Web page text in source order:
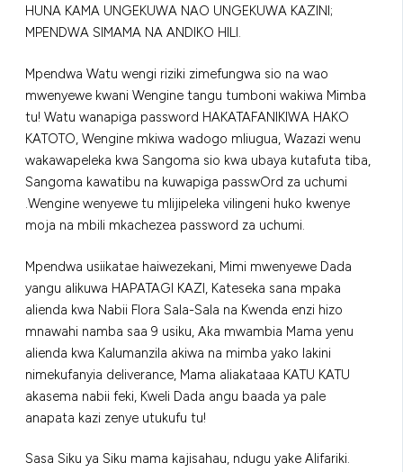
HUNA KAMA UNGEKUWA NAO UNGEKUWA KAZINI;
MPENDWA SIMAMA NA ANDIKO HILI.
Mpendwa Watu wengi riziki zimefungwa sio na wao
mwenyewe kwani Wengine tangu tumboni wakiwa Mimba
tu! Watu wanapiga password HAKATAFANIKIWA HAKO
KATOTO, Wengine mkiwa wadogo mliugua, Wazazi wenu
wakawapeleka kwa Sangoma sio kwa ubaya kutafuta tiba,
Sangoma kawatibu na kuwapiga passwOrd za uchumi
.Wengine wenyewe tu mlijipeleka vilingeni huko kwenye
moja na mbili mkachezea password za uchumi.
Mpendwa usiikatae haiwezekani, Mimi mwenyewe Dada
yangu alikuwa HAPATAGI KAZI, Kateseka sana mpaka
alienda kwa Nabii Flora Sala-Sala na Kwenda enzi hizo
mnawahi namba saa 9 usiku, Aka mwambia Mama yenu
alienda kwa Kalumanzila akiwa na mimba yako lakini
nimekufanyia deliverance, Mama aliakataaa KATU KATU
akasema nabii feki, Kweli Dada angu baada ya pale
anapata kazi zenye utukufu tu!
Sasa Siku ya Siku mama kajisahau, ndugu yake Alifariki.